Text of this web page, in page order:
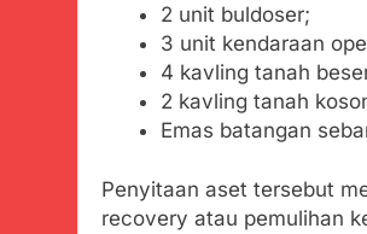
2 unit buldoser;
3 unit kendaraan
4 kavling tanah
2 kavling tanah
Emas batangan
Penyitaan aset tersebut
recovery atau pemulihan